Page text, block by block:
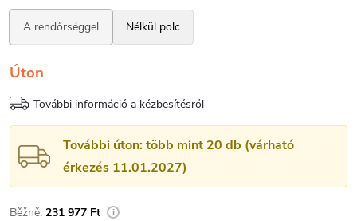
Úton
További információ a kézbesítésről
További úton: több mint 20 db (várható
érkezés 11.01.2027)
231 977 Ft